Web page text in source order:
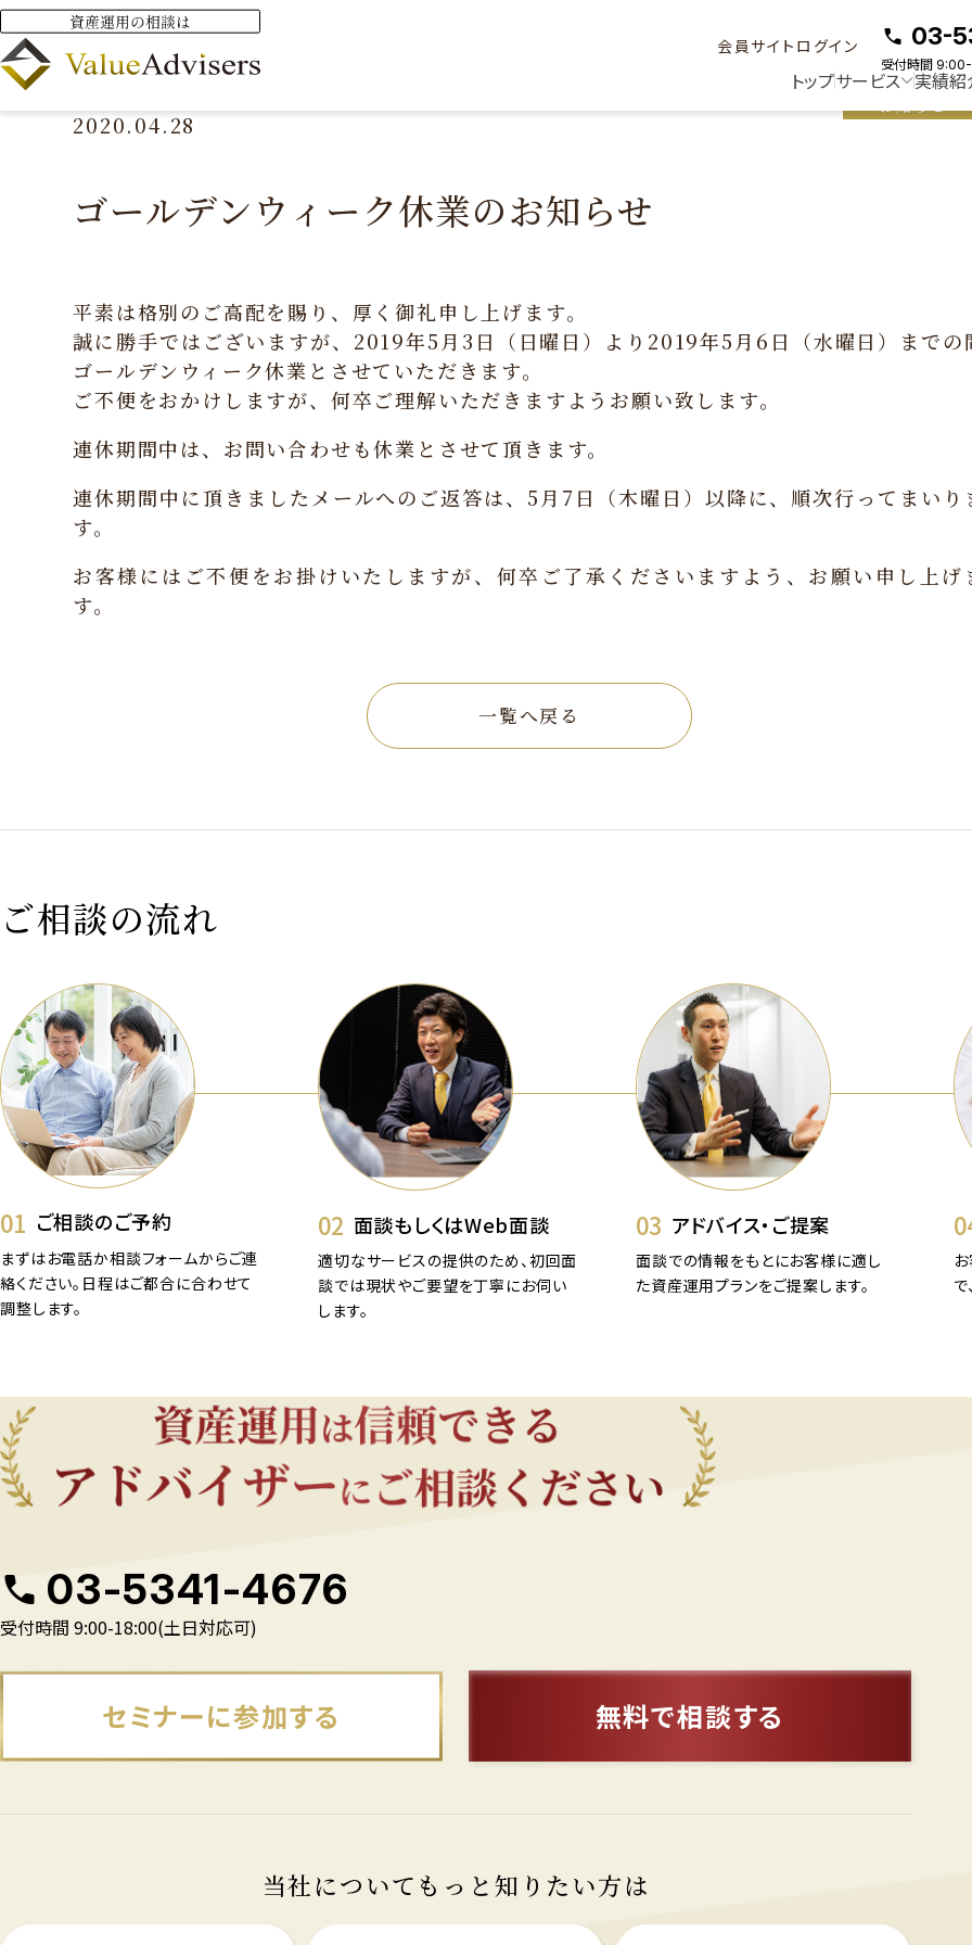
会員サイトログイン 03-
受付時間
トップサービス 実績紹
HOME ニュース
2020.04.28
お知らせ
ゴールデンウィーク休業のお知らせ
平素は格別のご高配を賜り、厚く御礼申し上げます。
誠に勝手ではございますが、2019年5月3日（日曜日）より2019年5月6日（水曜日）までの
ゴールデンウィーク休業とさせていただきます。
ご不便をおかけしますが、何卒ご理解いただきますようお願い致します。
連休期間中は、お問い合わせも休業とさせて頂きます。
連休期間中に頂きましたメールへのご返答は、5月7日（木曜日）以降に、順次行ってまいり
す。
お客様にはご不便をお掛けいたしますが、何卒ご了承くださいますよう、お願い申し上げ
す。
一覧へ戻る
ご相談の流れ
01 ご相談のご予約
まずはお電話か相談フォームからご連
絡ください。日程はご都合に合わせて
調整します。
02 面談もしくはWeb面談
適切なサービスの提供のため、初回面
談では現状やご要望を丁寧にお伺い
します。
03 アドバイス・ご提案
面談での情報をもとにお客様に適し
た資産運用プランをご提案します。
03-5341-4676
受付時間 9:00-18:00(土日対応可)
セミナーに参加する 無料で相談する
当社についてもっと知りたい方は